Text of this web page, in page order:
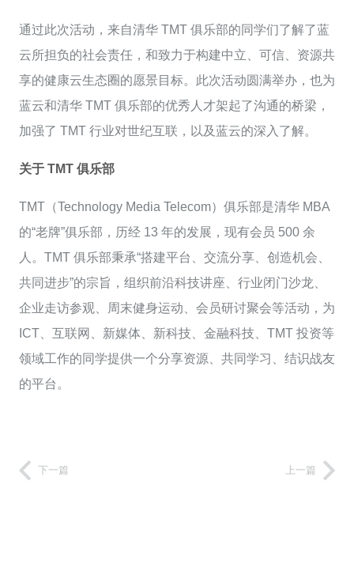
通过此次活动，来自清华 TMT 俱乐部的同学们了解了蓝
云所担负的社会责任，和致力于构建中立、可信、资源共
享的健康云生态圈的愿景目标。此次活动圆满举办，也为
蓝云和清华 TMT 俱乐部的优秀人才架起了沟通的桥梁，
加强了 TMT 行业对世纪互联，以及蓝云的深入了解。
关于 TMT 俱乐部
TMT（Technology Media Telecom）俱乐部是清华 MBA
的“老牌”俱乐部，历经 13 年的发展，现有会员 500 余
人。TMT 俱乐部秉承“搭建平台、交流分享、创造机会、
共同进步”的宗旨，组织前沿科技讲座、行业闭门沙龙、
企业走访参观、周末健身运动、会员研讨聚会等活动，为
ICT、互联网、新媒体、新科技、金融科技、TMT 投资等
领域工作的同学提供一个分享资源、共同学习、结识战友
的平台。
下一篇 上一篇